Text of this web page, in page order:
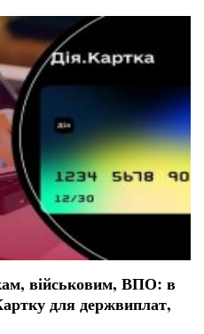
військовим, ВПО: в
для держвиплат,